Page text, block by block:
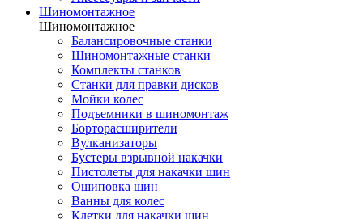
Шиномонтажное
Шиномонтажное
Балансировочные станки
Шиномонтажные станки
Комплекты станков
Станки для правки дисков
Мойки колес
Подъемники в шиномонтаж
Борторасширители
Вулканизаторы
Бустеры взрывной накачки
Пистолеты для накачки шин
Ошиповка шин
Ванны для колес
Клетки для накачки шин